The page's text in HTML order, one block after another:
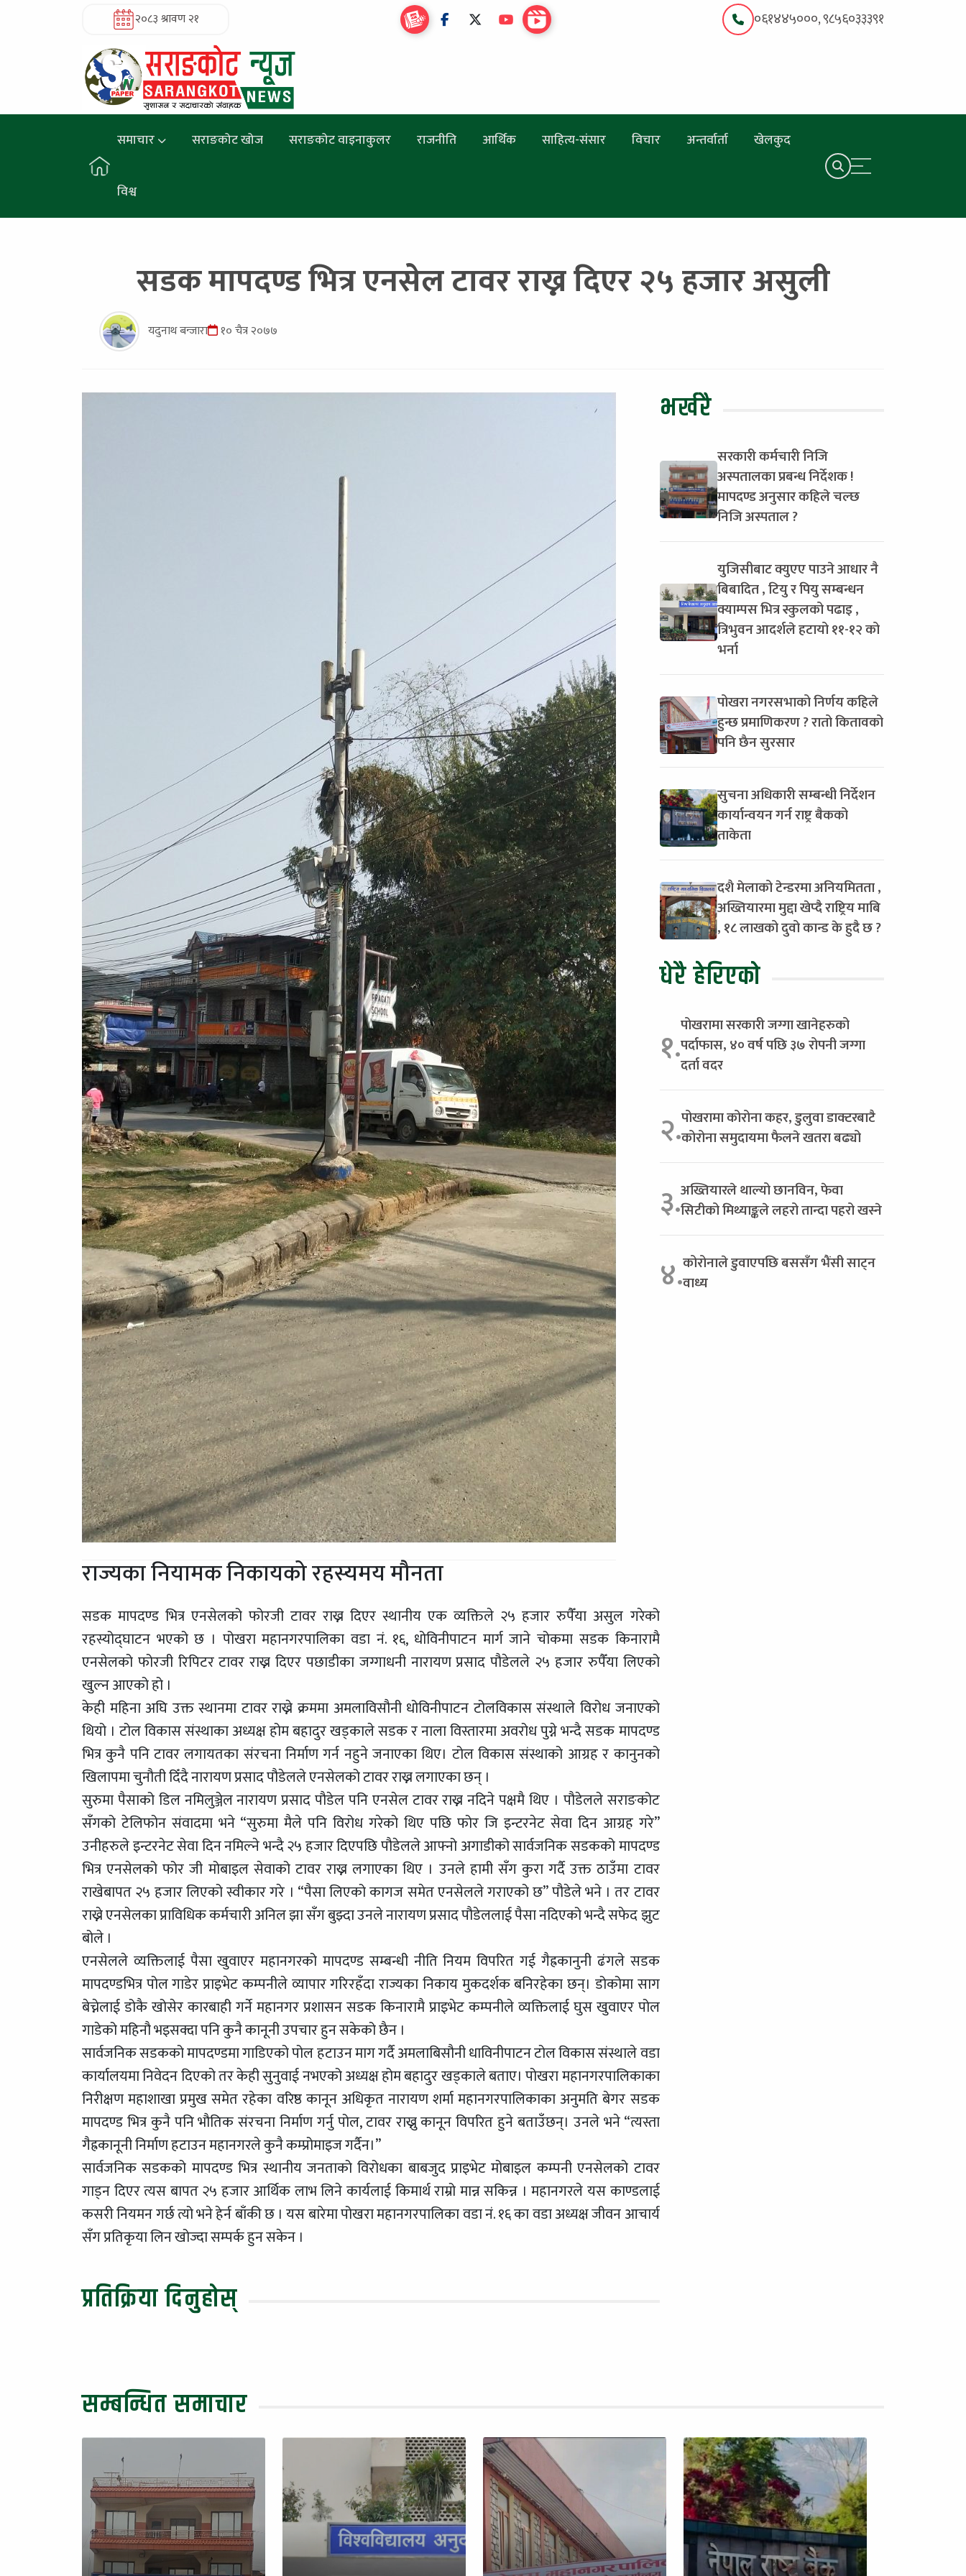
२०८३ श्रावण २१ ०६१४४५०००, ९८५६०३३३९१
समाचार सराङकोट खोज सराङकोट वाइनाकुलर राजनीति आर्थिक साहित्य-संसार विचार अन्तर्वार्ता खेलकुद
विश्व
सडक मापदण्ड भित्र एनसेल टावर राख्न दिएर २५ हजार असुली
यदुनाथ बन्जारा १० चैत्र २०७७
राज्यका नियामक निकायको रहस्यमय मौनता
सडक मापदण्ड भित्र एनसेलको फोरजी टावर राख्न दिएर स्थानीय एक व्यक्तिले २५ हजार रुपैँया असुल गरेको
रहस्योद्घाटन भएको छ । पोखरा महानगरपालिका वडा नं. १६, धोविनीपाटन मार्ग जाने चोकमा सडक किनारामै
एनसेलको फोरजी रिपिटर टावर राख्न दिएर पछाडीका जग्गाधनी नारायण प्रसाद पौडेलले २५ हजार रुपैँया लिएको
खुल्न आएको हो ।
केही महिना अघि उक्त स्थानमा टावर राख्ने क्रममा अमलाविसौनी धोविनीपाटन टोलविकास संस्थाले विरोध जनाएको
थियो । टोल विकास संस्थाका अध्यक्ष होम बहादुर खड्काले सडक र नाला विस्तारमा अवरोध पुग्ने भन्दै सडक मापदण्ड
भित्र कुनै पनि टावर लगायतका संरचना निर्माण गर्न नहुने जनाएका थिए। टोल विकास संस्थाको आग्रह र कानुनको
खिलापमा चुनौती दिँदै नारायण प्रसाद पौडेलले एनसेलको टावर राख्न लगाएका छन् ।
सुरुमा पैसाको डिल नमिलुञ्जेल नारायण प्रसाद पौडेल पनि एनसेल टावर राख्न नदिने पक्षमै थिए । पौडेलले सराङकोट
सँगको टेलिफोन संवादमा भने “सुरुमा मैले पनि विरोध गरेको थिए पछि फोर जि इन्टरनेट सेवा दिन आग्रह गरे”
उनीहरुले इन्टरनेट सेवा दिन नमिल्ने भन्दै २५ हजार दिएपछि पौडेलले आफ्नो अगाडीको सार्वजनिक सडकको मापदण्ड
भित्र एनसेलको फोर जी मोबाइल सेवाको टावर राख्न लगाएका थिए । उनले हामी सँग कुरा गर्दै उक्त ठाउँमा टावर
राखेबापत २५ हजार लिएको स्वीकार गरे । “पैसा लिएको कागज समेत एनसेलले गराएको छ” पौडेले भने । तर टावर
राख्ने एनसेलका प्राविधिक कर्मचारी अनिल झा सँग बुझ्दा उनले नारायण प्रसाद पौडेललाई पैसा नदिएको भन्दै सफेद झुट
बोले ।
एनसेलले व्यक्तिलाई पैसा खुवाएर महानगरको मापदण्ड सम्बन्धी नीति नियम विपरित गई गैह्रकानुनी ढंगले सडक
मापदण्डभित्र पोल गाडेर प्राइभेट कम्पनीले व्यापार गरिरहँदा राज्यका निकाय मुकदर्शक बनिरहेका छन्। डोकोमा साग
बेच्नेलाई डोकै खोसेर कारबाही गर्ने महानगर प्रशासन सडक किनारामै प्राइभेट कम्पनीले व्यक्तिलाई घुस खुवाएर पोल
गाडेको महिनौ भइसक्दा पनि कुनै कानूनी उपचार हुन सकेको छैन ।
सार्वजनिक सडकको मापदण्डमा गाडिएको पोल हटाउन माग गर्दै अमलाबिसौनी धाविनीपाटन टोल विकास संस्थाले वडा
कार्यालयमा निवेदन दिएको तर केही सुनुवाई नभएको अध्यक्ष होम बहादुर खड्काले बताए। पोखरा महानगरपालिकाका
निरीक्षण महाशाखा प्रमुख समेत रहेका वरिष्ठ कानून अधिकृत नारायण शर्मा महानगरपालिकाका अनुमति बेगर सडक
मापदण्ड भित्र कुनै पनि भौतिक संरचना निर्माण गर्नु पोल, टावर राख्नु कानून विपरित हुने बताउँछन्। उनले भने “त्यस्ता
गैह्रकानूनी निर्माण हटाउन महानगरले कुनै कम्प्रोमाइज गर्दैन।”
सार्वजनिक सडकको मापदण्ड भित्र स्थानीय जनताको विरोधका बाबजुद प्राइभेट मोबाइल कम्पनी एनसेलको टावर
गाड्न दिएर त्यस बापत २५ हजार आर्थिक लाभ लिने कार्यलाई किमार्थ राम्रो मान्न सकिन्न । महानगरले यस काण्डलाई
कसरी नियमन गर्छ त्यो भने हेर्न बाँकी छ । यस बारेमा पोखरा महानगरपालिका वडा नं. १६ का वडा अध्यक्ष जीवन आचार्य
सँग प्रतिकृया लिन खोज्दा सम्पर्क हुन सकेन ।
प्रतिक्रिया दिनुहोस्
भर्खरै
सरकारी कर्मचारी निजि
अस्पतालका प्रबन्ध निर्देशक !
मापदण्ड अनुसार कहिले चल्छ
निजि अस्पताल ?
युजिसीबाट क्युएए पाउने आधार नै
बिबादित , टियु र पियु सम्बन्धन
क्याम्पस भित्र स्कुलको पढाइ ,
त्रिभुवन आदर्शले हटायो ११-१२ को
भर्ना
पोखरा नगरसभाको निर्णय कहिले
हुन्छ प्रमाणिकरण ? रातो कितावको
पनि छैन सुरसार
सुचना अधिकारी सम्बन्धी निर्देशन
कार्यान्वयन गर्न राष्ट्र बैकको
ताकेता
दशै मेलाको टेन्डरमा अनियमितता ,
अख्तियारमा मुद्दा खेप्दै राष्ट्रिय माबि
, १८ लाखको दुवो कान्ड के हुदै छ ?
धेरै हेरिएको
१.पोखरामा सरकारी जग्गा खानेहरुको
पर्दाफास, ४० वर्ष पछि ३७ रोपनी जग्गा
दर्ता वदर
२.पोखरामा कोरोना कहर, डुलुवा डाक्टरबाटै
कोरोना समुदायमा फैलने खतरा बढ्यो
३.अख्तियारले थाल्यो छानविन, फेवा
सिटीको मिथ्याङ्कले लहरो तान्दा पहरो खस्ने
४.कोरोनाले डुवाएपछि बससँग भैंसी साट्न
वाध्य
सम्बन्धित समाचार